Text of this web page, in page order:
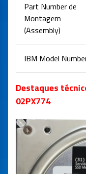
Part Number de
Montagem
(Assembly)
IBM Model
Destaques
02PX774